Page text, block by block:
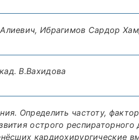
Ибрагимов Сардор
В.Вахидова
Определить частоту,
острого
кардиохирургические